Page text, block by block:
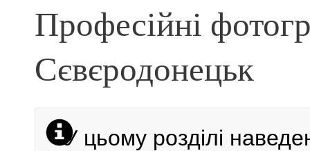
Професійні
Сєвєродонецьк
У цьому розділі